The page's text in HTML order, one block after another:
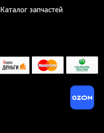
Каталог запчастей